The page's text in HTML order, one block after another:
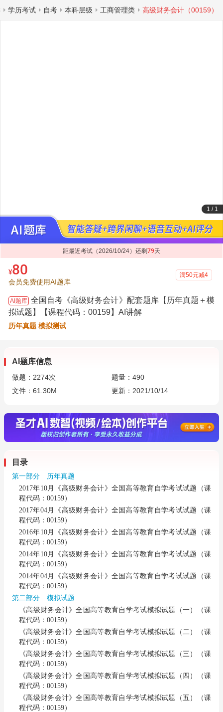
学历考试 自考 本科层级 工商管理类 高级财务会计（00159）
1 / 1
距最近考试（2026/10/24）还剩79天
¥80
会员免费使用AI题库
满50元减4
AI题库 全国自考《高级财务会计》配套题库【历年真题＋模
拟试题】【课程代码：00159】AI讲解
历年真题 模拟测试
AI题库信息
做题： 2274次
题量：490
文件：61.30M
更新：2021/10/14
目录
第一部分 历年真题
2017年10月《高级财务会计》全国高等教育自学考试试题（课
程代码：00159）
2017年04月《高级财务会计》全国高等教育自学考试试题（课
程代码：00159）
2016年10月《高级财务会计》全国高等教育自学考试试题（课
程代码：00159）
2014年10月《高级财务会计》全国高等教育自学考试试题（课
程代码：00159）
2014年04月《高级财务会计》全国高等教育自学考试试题（课
程代码：00159）
第二部分 模拟试题
《高级财务会计》全国高等教育自学考试模拟试题（一）（课
程代码：00159）
《高级财务会计》全国高等教育自学考试模拟试题（二）（课
程代码：00159）
《高级财务会计》全国高等教育自学考试模拟试题（三）（课
程代码：00159）
《高级财务会计》全国高等教育自学考试模拟试题（四）（课
程代码：00159）
《高级财务会计》全国高等教育自学考试模拟试题（五）（课
程代码：00159）